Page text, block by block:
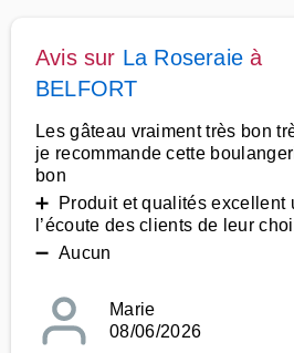
Avis sur La Roseraie à
BELFORT
Les gâteau vraiment très bon
je recommande cette
bon
➕ Produit et qualités excellent
l’écoute des clients de leur
➖ Aucun
Marie
08/06/2026